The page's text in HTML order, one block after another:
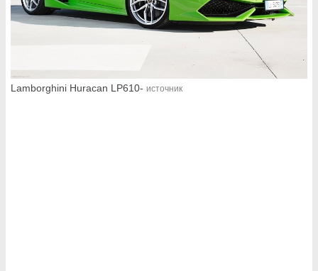
Lamborghini Huracan LP610- источник